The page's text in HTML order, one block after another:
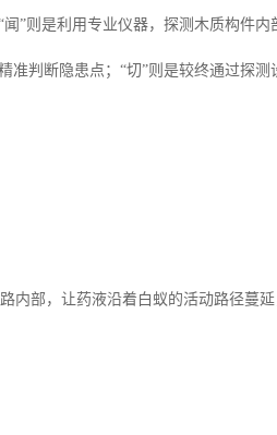
”则是利用专业仪器，探测木质构件内
准判断隐患点；“切”则是较终通过探测
内部，让药液沿着白蚁的活动路径蔓